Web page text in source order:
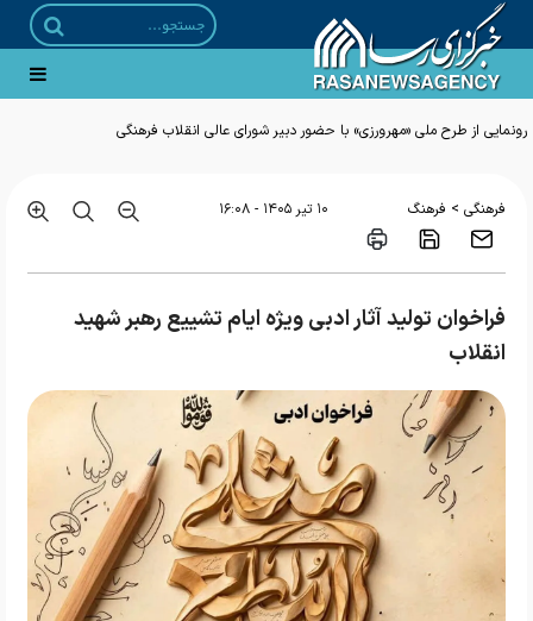
رونمایی از طرح ملی «مهرورزی» با حضور دبیر شورای عالی انقلاب فرهنگی
فرهنگی > فرهنگ ۱۰ تير ۱۴۰۵ - ۱۶:۰۸
فراخوان تولید آثار ادبی ویژه ایام تشییع رهبر شهید
انقلاب